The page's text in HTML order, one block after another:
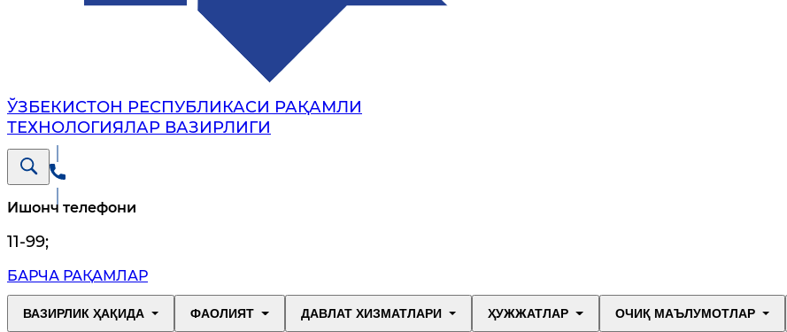
ЎЗБЕКИСТОН РЕСПУБЛИКАСИ РАҚАМЛИ
ТЕХНОЛОГИЯЛАР ВАЗИРЛИГИ
Ишонч телефони
11-99;
БАРЧА РАҚАМЛАР
ВАЗИРЛИК ҲАҚИДА ФАОЛИЯТ ДАВЛАТ ХИЗМАТЛАРИ ҲУЖЖАТЛАР ОЧИҚ МАЪЛУМОТЛАР